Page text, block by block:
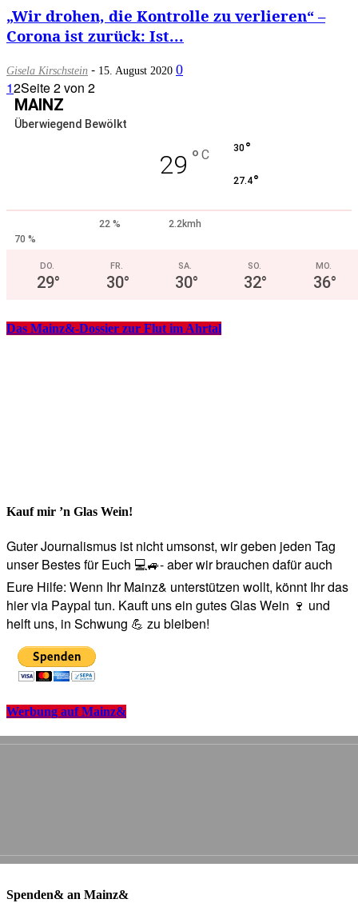
„Wir drohen, die Kontrolle zu verlieren“ –
Corona ist zurück: Ist...
Gisela Kirschstein - 15. August 2020 0
12Seite 2 von 2
MAINZ
Überwiegend Bewölkt
29 ° C 30°
27.4°
22 %
2.2kmh
70 %
DO.
29°
FR.
30°
SA.
30°
SO.
32°
MO.
36°
Das Mainz&-Dossier zur Flut im Ahrtal
Kauf mir ’n Glas Wein!
Guter Journalismus ist nicht umsonst, wir geben jeden Tag
unser Bestes für Euch 💻🚙- aber wir brauchen dafür auch
Eure Hilfe: Wenn Ihr Mainz& unterstützen wollt, könnt Ihr das
hier via Paypal tun. Kauft uns ein gutes Glas Wein 🍷 und
helft uns, in Schwung 💪 zu bleiben!
Werbung auf Mainz&
Spenden& an Mainz&